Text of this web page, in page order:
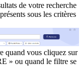
de votre recherche
sous les critères
quand vous cliquez sur
» ou quand le filtre se